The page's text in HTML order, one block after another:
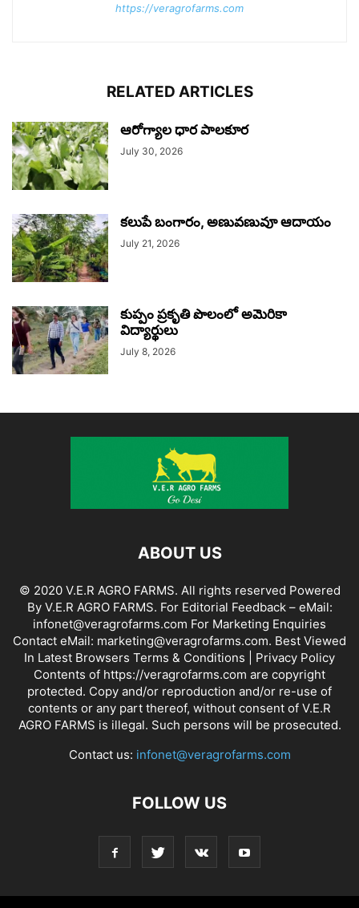
https://veragrofarms.com
RELATED ARTICLES
ఆరోగ్యాల ధార పాలకూర
July 30, 2026
కలుపే బంగారం, అణువణువూ ఆదాయం
July 21, 2026
కుప్పం ప్రకృతి పొలంలో అమెరికా
విద్యార్థులు
July 8, 2026
ABOUT US
© 2020 V.E.R AGRO FARMS. All rights reserved Powered
By V.E.R AGRO FARMS. For Editorial Feedback – eMail:
infonet@veragrofarms.com For Marketing Enquiries
Contact eMail: marketing@veragrofarms.com. Best Viewed
In Latest Browsers Terms & Conditions | Privacy Policy
Contents of https://veragrofarms.com are copyright
protected. Copy and/or reproduction and/or re-use of
contents or any part thereof, without consent of V.E.R
AGRO FARMS is illegal. Such persons will be prosecuted.
Contact us: infonet@veragrofarms.com
FOLLOW US